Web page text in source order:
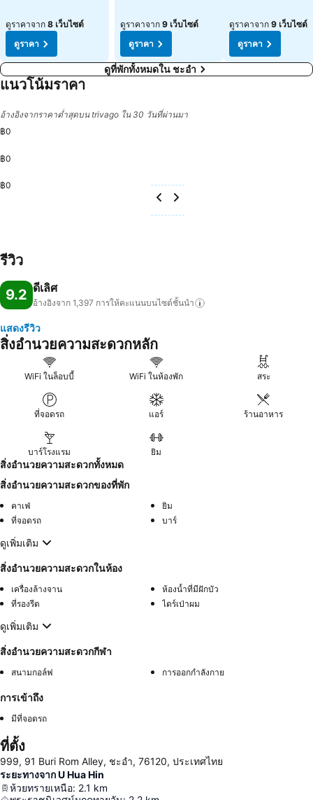
ดูราคาจาก 8 เว็บไซต์
ดูราคา
ดูราคาจาก 9 เว็บไซต์
ดูราคา
ดูราคาจาก 9 เว็บไซต์
ดูราคา
ดูที่พักทั้งหมดใน ชะอำ
แนวโน้มราคา
อ้างอิงจากราคาต่ำสุดบน trivago ใน 30 วันที่ผ่านมา
฿0
฿0
฿0
รีวิว
9.2 ดีเลิศ
อ้างอิงจาก 1,397 การให้คะแนนบนไซต์ชั้นนำ
แสดงรีวิว
สิ่งอำนวยความสะดวกหลัก
WiFi ในล็อบบี้ WiFi ในห้องพัก สระ
ที่จอดรถ แอร์ ร้านอาหาร
บาร์โรงแรม ยิม
สิ่งอำนวยความสะดวกทั้งหมด
สิ่งอำนวยความสะดวกของที่พัก
คาเฟ่
ยิม
ที่จอดรถ
บาร์
ดูเพิ่มเติม
สิ่งอำนวยความสะดวกในห้อง
เครื่องล้างจาน
ห้องน้ำที่มีฝักบัว
ที่รองรีด
ไดร์เป่าผม
ดูเพิ่มเติม
สิ่งอำนวยความสะดวกกีฬา
สนามกอล์ฟ การออกกำลังกาย
การเข้าถึง
มีที่จอดรถ
ที่ตั้ง
999, 91 Buri Rom Alley, ชะอำ, 76120, ประเทศไทย
ระยะทางจาก U Hua Hin
ห้วยทรายเหนือ: 2.1 km